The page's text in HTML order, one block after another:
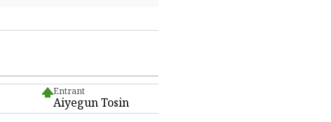
Entrant
Aiyegun Tosin